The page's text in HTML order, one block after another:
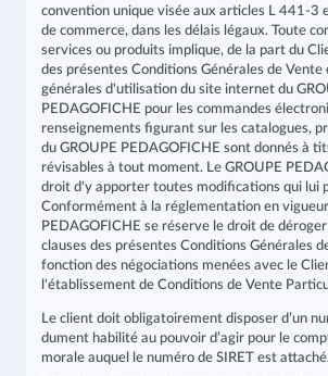
convention unique visée aux articles L 441-3
de commerce, dans les délais légaux. Toute
services ou produits implique, de la part du
des présentes Conditions Générales de Vente
générales d'utilisation du site internet du
PEDAGOFICHE pour les commandes
renseignements figurant sur les catalogues,
du GROUPE PEDAGOFICHE sont donnés à
révisables à tout moment. Le GROUPE
droit d'y apporter toutes modifications qui lui
Conformément à la réglementation en
PEDAGOFICHE se réserve le droit de
clauses des présentes Conditions Générales
fonction des négociations menées avec le
l'établissement de Conditions de Vente
Le client doit obligatoirement disposer d’un
dument habilité au pouvoir d’agir pour le
morale auquel le numéro de SIRET est